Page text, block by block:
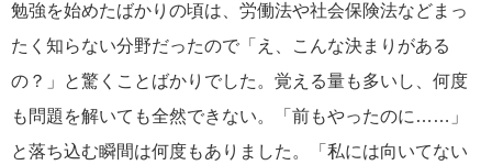
勉強を始めたばかりの頃は、労働法や社会保険法などまっ
たく知らない分野だったので「え、こんな決まりがある
の？」と驚くことばかりでした。覚える量も多いし、何度
も問題を解いても全然できない。「前もやったのに……」
と落ち込む瞬間は何度もありました。「私には向いてない